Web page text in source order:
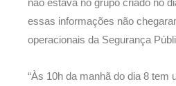
não estava no grupo criado no
essas informações não
operacionais da Segurança
“Às 10h da manhã do dia 8 tem